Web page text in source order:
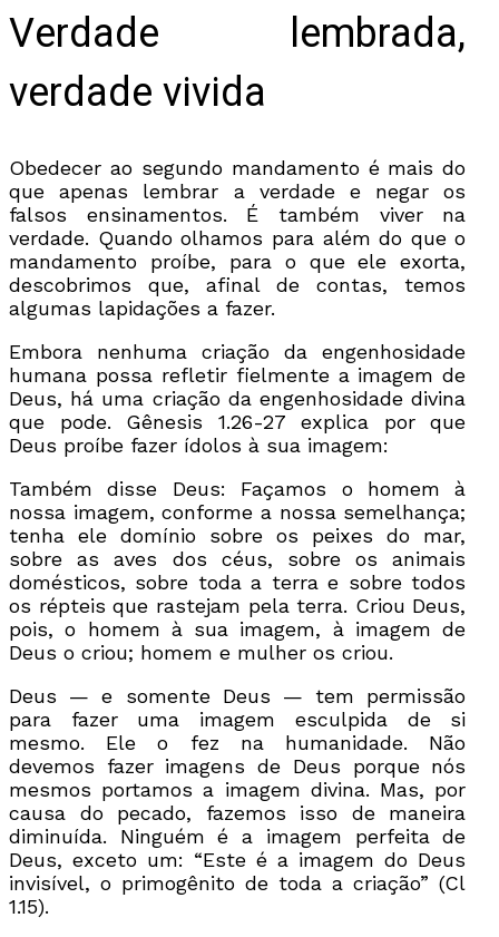
Verdade lembrada,
verdade vivida
Obedecer ao segundo mandamento é mais do
que apenas lembrar a verdade e negar os
falsos ensinamentos. É também viver na
verdade. Quando olhamos para além do que o
mandamento proíbe, para o que ele exorta,
descobrimos que, afinal de contas, temos
algumas lapidações a fazer.
Embora nenhuma criação da engenhosidade
humana possa refletir fielmente a imagem de
Deus, há uma criação da engenhosidade divina
que pode. Gênesis 1.26-27 explica por que
Deus proíbe fazer ídolos à sua imagem:
Também disse Deus: Façamos o homem à
nossa imagem, conforme a nossa semelhança;
tenha ele domínio sobre os peixes do mar,
sobre as aves dos céus, sobre os animais
domésticos, sobre toda a terra e sobre todos
os répteis que rastejam pela terra. Criou Deus,
pois, o homem à sua imagem, à imagem de
Deus o criou; homem e mulher os criou.
Deus — e somente Deus — tem permissão
para fazer uma imagem esculpida de si
mesmo. Ele o fez na humanidade. Não
devemos fazer imagens de Deus porque nós
mesmos portamos a imagem divina. Mas, por
causa do pecado, fazemos isso de maneira
diminuída. Ninguém é a imagem perfeita de
Deus, exceto um: “Este é a imagem do Deus
invisível, o primogênito de toda a criação” (Cl
1.15).